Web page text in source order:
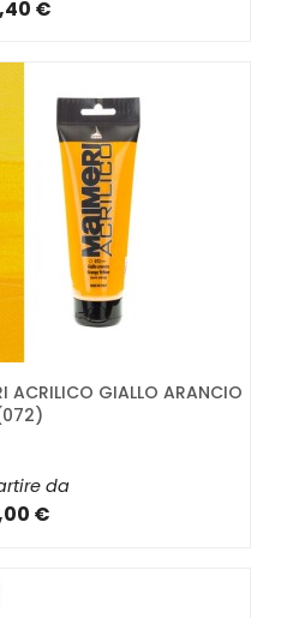
€
ACRILICO GIALLO ARANCIO
da
€